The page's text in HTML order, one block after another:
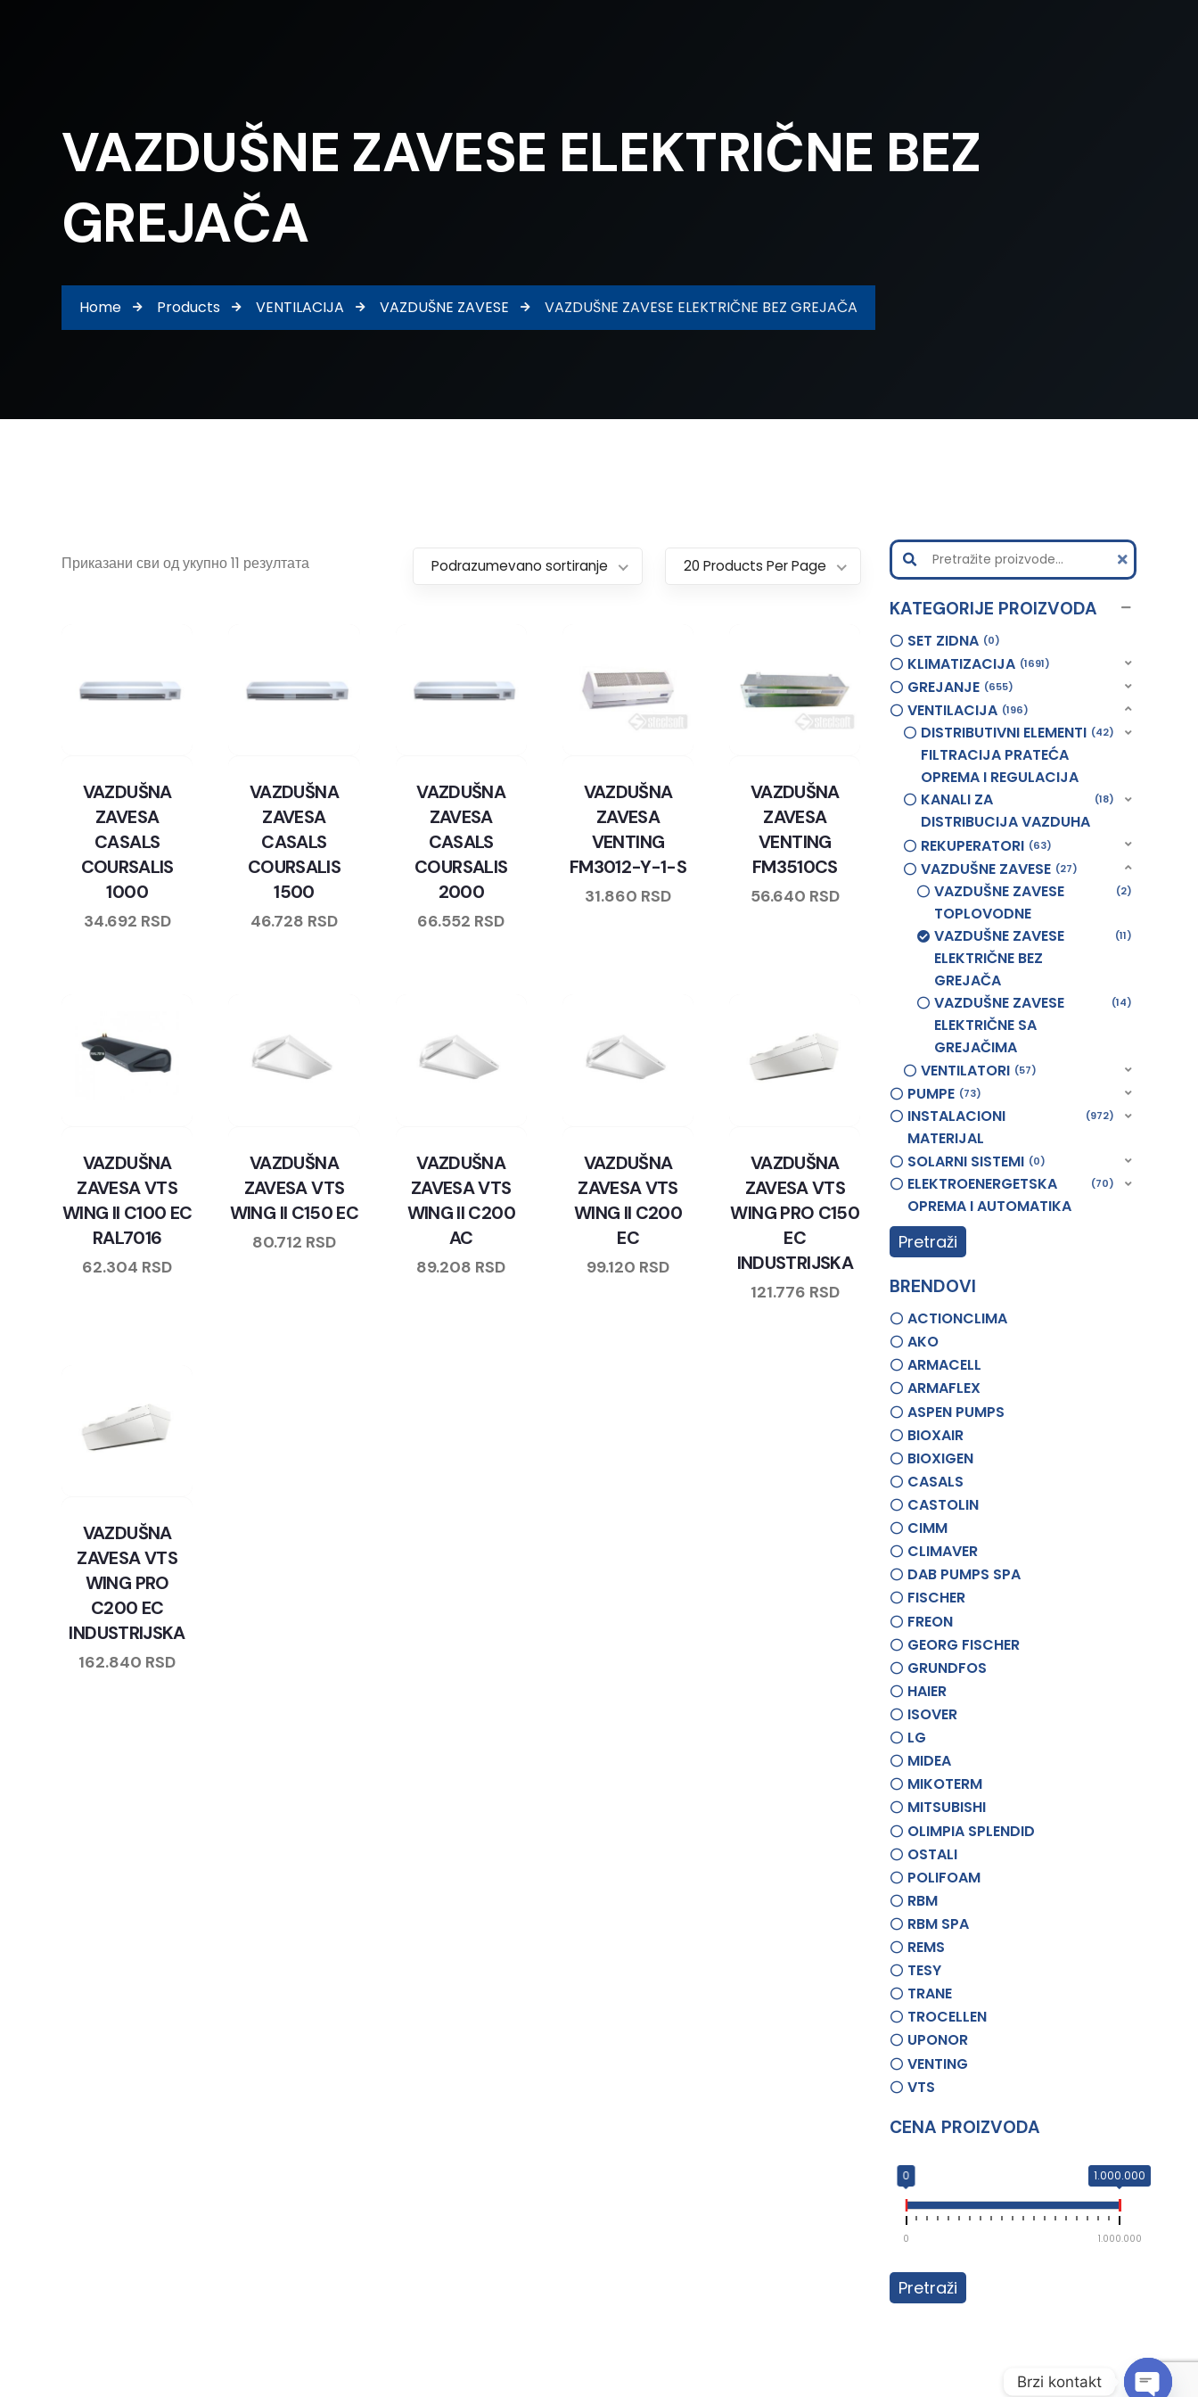
VAZDUŠNE ZAVESE ELEKTRIČNE BEZ
GREJAČA
Home Products VENTILACIJA VAZDUŠNE ZAVESE VAZDUŠNE ZAVESE ELEKTRIČNE BEZ GREJAČA
Приказани сви од укупно 11 резултата 20 Products Per Page
Podrazumevano sortiranje
VAZDUŠNA
ZAVESA
CASALS
COURSALIS
1000
34.692 RSD
VAZDUŠNA
ZAVESA
CASALS
COURSALIS
1500
46.728 RSD
VAZDUŠNA
ZAVESA
CASALS
COURSALIS
2000
66.552 RSD
VAZDUŠNA
ZAVESA
VENTING
FM3012-Y-1-S
31.860 RSD
VAZDUŠNA
ZAVESA
VENTING
FM3510CS
56.640 RSD
VAZDUŠNA
ZAVESA VTS
WING II C100 EC
RAL7016
62.304 RSD
VAZDUŠNA
ZAVESA VTS
WING II C150 EC
80.712 RSD
VAZDUŠNA
ZAVESA VTS
WING II C200
AC
89.208 RSD
VAZDUŠNA
ZAVESA VTS
WING II C200
EC
99.120 RSD
VAZDUŠNA
ZAVESA VTS
WING PRO C150
EC
INDUSTRIJSKA
121.776 RSD
VAZDUŠNA
ZAVESA VTS
WING PRO
C200 EC
INDUSTRIJSKA
162.840 RSD
KATEGORIJE PROIZVODA
SET ZIDNA 0
KLIMATIZACIJA 1691
GREJANJE 655
VENTILACIJA 196
DISTRIBUTIVNI ELEMENTI
FILTRACIJA PRATEĆA
OPREMA I REGULACIJA
42
KANALI ZA
DISTRIBUCIJA VAZDUHA
18
REKUPERATORI 63
VAZDUŠNE ZAVESE 27
VAZDUŠNE ZAVESE
TOPLOVODNE
2
VAZDUŠNE ZAVESE
ELEKTRIČNE BEZ
GREJAČA
11
VAZDUŠNE ZAVESE
ELEKTRIČNE SA
GREJAČIMA
14
VENTILATORI 57
PUMPE 73
INSTALACIONI
MATERIJAL
972
SOLARNI SISTEMI 0
ELEKTROENERGETSKA
OPREMA I AUTOMATIKA
70
Pretraži
BRENDOVI
ACTIONCLIMA
AKO
ARMACELL
ARMAFLEX
ASPEN PUMPS
BIOXAIR
BIOXIGEN
CASALS
CASTOLIN
CIMM
CLIMAVER
DAB PUMPS SPA
FISCHER
FREON
GEORG FISCHER
GRUNDFOS
HAIER
ISOVER
LG
MIDEA
MIKOTERM
MITSUBISHI
OLIMPIA SPLENDID
OSTALI
POLIFOAM
RBM
RBM SPA
REMS
TESY
TRANE
TROCELLEN
UPONOR
VENTING
VTS
CENA PROIZVODA
0 1.000.000
0 1.000.000
Pretraži
Brzi kontakt